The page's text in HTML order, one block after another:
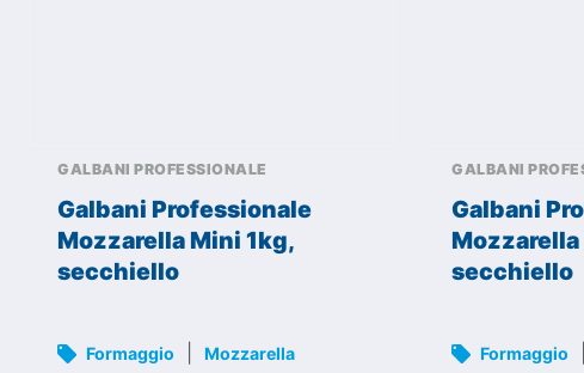
GALBANI PROFESSIONALE
Galbani Professionale
Mozzarella Mini 1kg,
secchiello
Formaggio Mozzarella
GALBANI
Galbani
secchiello
Formaggio